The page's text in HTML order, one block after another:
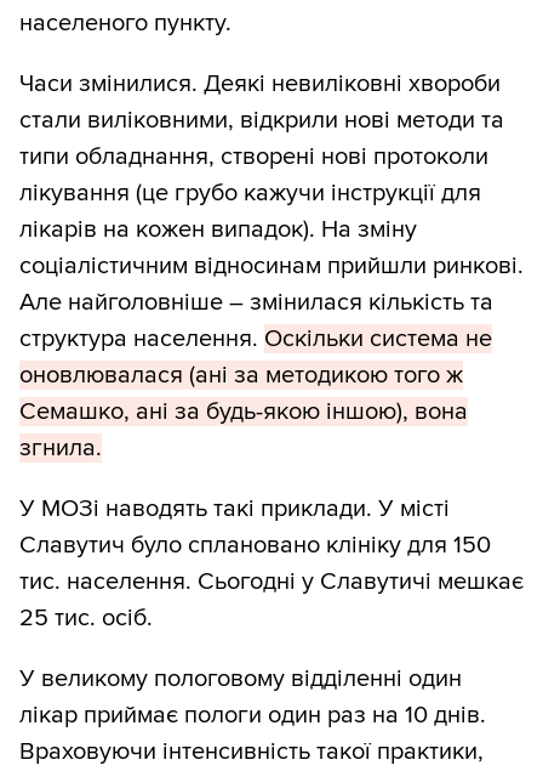
населеного пункту.
Часи змінилися. Деякі невиліковні хвороби
стали виліковними, відкрили нові методи та
типи обладнання, створені нові протоколи
лікування (це грубо кажучи інструкції для
лікарів на кожен випадок). На зміну
соціалістичним відносинам прийшли ринкові.
Але найголовніше – змінилася кількість та
структура населення. Оскільки система не
оновлювалася (ані за методикою того ж
Семашко, ані за будь-якою іншою), вона
згнила.
У МОЗі наводять такі приклади. У місті
Славутич було сплановано клініку для 150
тис. населення. Сьогодні у Славутичі мешкає
25 тис. осіб.
У великому пологовому відділенні один
лікар приймає пологи один раз на 10 днів.
Враховуючи інтенсивність такої практики,